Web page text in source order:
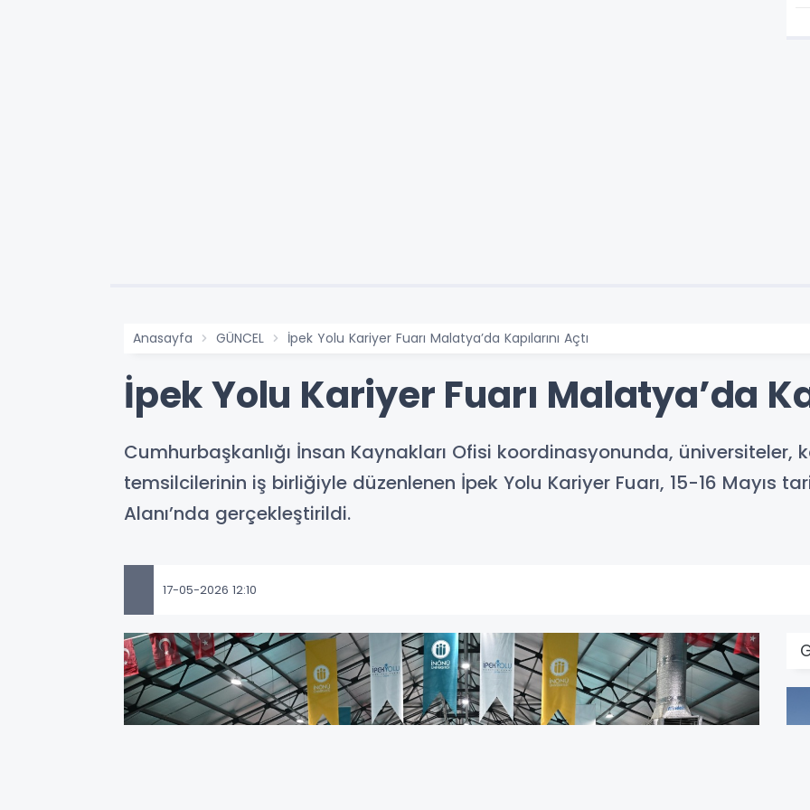
Anasayfa GÜNCEL İpek Yolu Kariyer Fuarı Malatya’da Kapılarını Açtı
İpek Yolu Kariyer Fuarı Malatya’da
Cumhurbaşkanlığı İnsan Kaynakları Ofisi koordinasyonunda, üniversiteler,
temsilcilerinin iş birliğiyle düzenlenen İpek Yolu Kariyer Fuarı, 15-16 Mayıs
Alanı’nda gerçekleştirildi.
17-05-2026 12:10